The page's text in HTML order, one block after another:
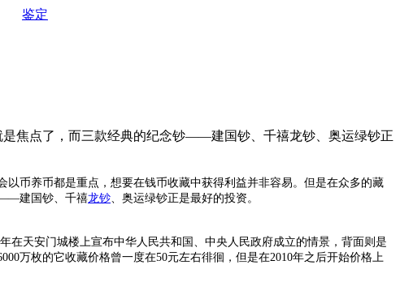
鉴定
焦点了，而三款经典的纪念钞——建国钞、千禧龙钞、奥运绿钞正
币养币都是重点，想要在钱币收藏中获得利益并非容易。但是在众多的藏
建国钞、千禧龙钞 、奥运绿钞正是最好的投资。
天安门城楼上宣布中华人民共和国、中央人民政府成立的情景，背面则是
万枚的它收藏价格曾一度在50元左右徘徊，但是在2010年之后开始价格上